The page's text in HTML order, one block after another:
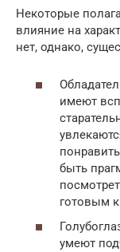
Некоторые
влияние на
нет, однако,
имеют
быть
готовым
умеют